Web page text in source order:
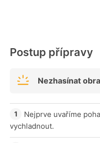
Postup přípravy
Nezhasínat
Nejprve uvaříme
vychladnout.